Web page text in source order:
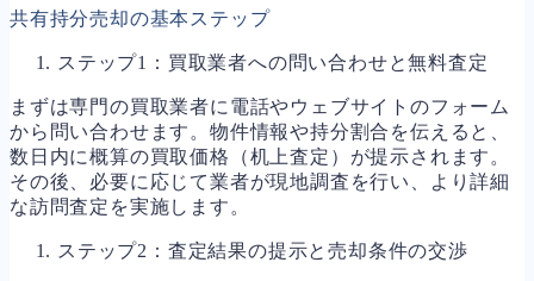
共有持分売却の基本ステップ
ステップ1：買取業者への問い合わせと無料査定
まずは専門の買取業者に電話やウェブサイトのフォーム
から問い合わせます。物件情報や持分割合を伝えると、
数日内に概算の買取価格（机上査定）が提示されます。
その後、必要に応じて業者が現地調査を行い、より詳細
な訪問査定を実施します。
ステップ2：査定結果の提示と売却条件の交渉